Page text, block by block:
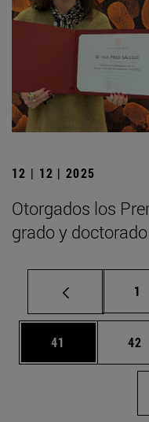
12 | 12 | 2025
Otorgados los
grado y
1
Página
41 42